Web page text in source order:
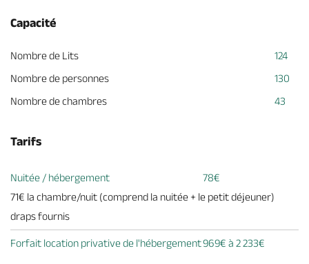
Capacité
Nombre de Lits
124
Nombre de personnes
130
Nombre de chambres
43
Tarifs
Nuitée / hébergement
78€
71€ la chambre/nuit (comprend la nuitée + le petit déjeuner)
draps fournis
Forfait location privative de l'hébergement969€ à 2 233€